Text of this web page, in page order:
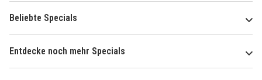
Beliebte Specials
Entdecke noch mehr Specials